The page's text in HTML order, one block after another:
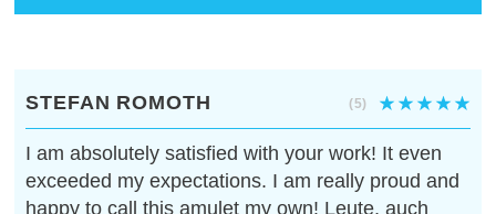
STEFAN ROMOTH (5)
I am absolutely satisfied with your work! It even
exceeded my expectations. I am really proud and
happy to call this amulet my own! Leute, auch